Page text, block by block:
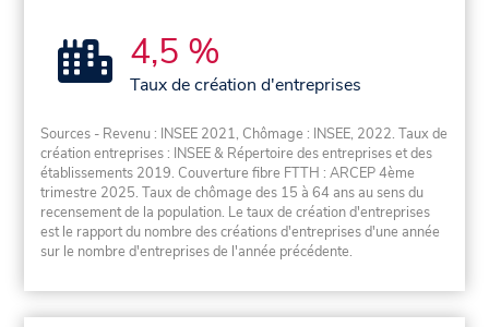
4,5 %
Taux de création d'entreprises
Sources - Revenu : INSEE 2021, Chômage : INSEE, 2022. Taux de
création entreprises : INSEE & Répertoire des entreprises et des
établissements 2019. Couverture fibre FTTH : ARCEP 4ème
trimestre 2025. Taux de chômage des 15 à 64 ans au sens du
recensement de la population. Le taux de création d'entreprises
est le rapport du nombre des créations d'entreprises d'une année
sur le nombre d'entreprises de l'année précédente.